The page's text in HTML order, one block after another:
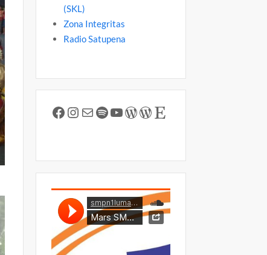
(SKL)
Zona Integritas
Radio Satupena
Facebook
Instagram
MailSpotify
YouTube
WordPress
WordPress
Etsy